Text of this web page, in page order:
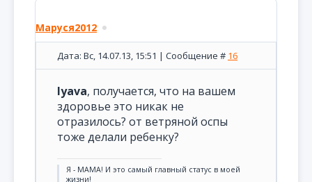
Маруся2012
Дата: Вс, 14.07.13, 15:51 | Сообщение # 16
lyava, получается, что на вашем
здоровье это никак не
отразилось? от ветряной оспы
тоже делали ребенку?
Я - МАМА! И это самый главный статус в моей
жизни!